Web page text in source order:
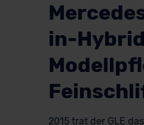
in-
2015 trat der GLE